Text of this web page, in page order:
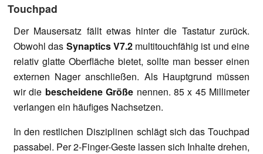
Touchpad
Der Mausersatz fällt etwas hinter die Tastatur zurück.
Obwohl das Synaptics V7.2 multitouchfähig ist und eine
relativ glatte Oberfläche bietet, sollte man besser einen
externen Nager anschließen. Als Hauptgrund müssen
wir die bescheideneGröße nennen. 85 x 45 Millimeter
verlangen ein häufiges Nachsetzen.
In den restlichen Disziplinen schlägt sich das Touchpad
passabel. Per 2-Finger-Geste lassen sich Inhalte drehen,